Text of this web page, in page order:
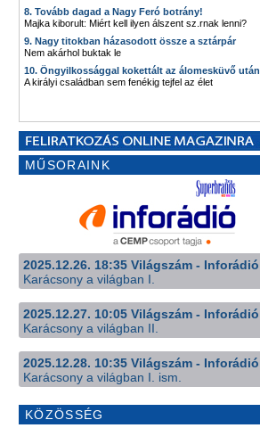
8. Tovább dagad a Nagy Feró botrány!
Majka kiborult: Miért kell ilyen álszent sz.rnak lenni?
9. Nagy titokban házasodott össze a sztárpár
Nem akárhol buktak le
10. Öngyilkossággal kokettált az álomesküvő után
A királyi családban sem fenékig tejfel az élet
MŰSORAINK
2025.12.26. 18:35 Világszám - Inforádió
Karácsony a világban I.
2025.12.27. 10:05 Világszám - Inforádió
Karácsony a világban II.
2025.12.28. 10:35 Világszám - Inforádió
Karácsony a világban I. ism.
KÖZÖSSÉG